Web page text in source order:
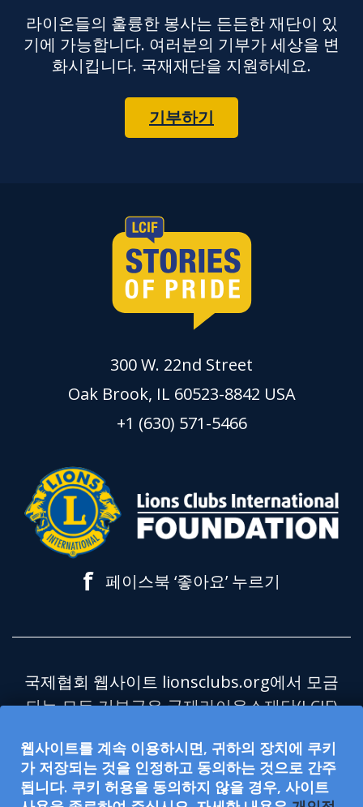
라이온들의 훌륭한 봉사는 든든한 재단이 있
기에 가능합니다. 여러분의 기부가 세상을 변
화시킵니다. 국재재단을 지원하세요.
기부하기
웹사이트를 계속 이용하시면, 귀하의 장치에 쿠키
가 저장되는 것을 인정하고 동의하는 것으로 간주
됩니다. 쿠키 허용을 동의하지 않을 경우, 사이트
300 W. 22nd Street
Oak Brook, IL 60523-8842 USA
+1 (630) 571-5466
f 페이스북 ‘좋아요’ 누르기
국제협회 웹사이트 lionsclubs.org에서 모금
되는 모든 기부금은 국제라이온스재단(LCIF)
조(c)(3)에서 비과세 대상으로 규정하는 공공
자선 단체입니다. 국제라이온스협회(국제협